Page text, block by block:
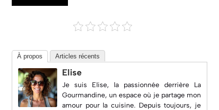
À propos Articles récents
Elise
Je suis Elise, la passionnée derrière La
Gourmandine, un espace où je partage mon
amour pour la cuisine. Depuis toujours, je